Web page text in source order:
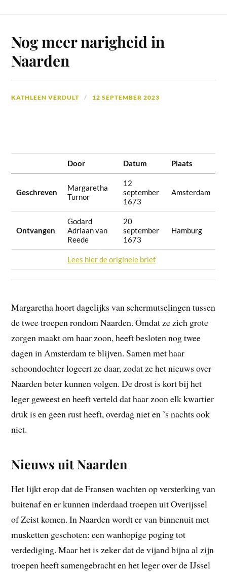
Nog meer narigheid in
Naarden
KATHLEEN VERDULT 12 SEPTEMBER 2023
Door Datum Plaats
Geschreven
Margaretha
Turnor
12
september
1673
Amsterdam
Ontvangen
Godard
Adriaan van
Reede
20
september
1673
Hamburg
Lees hier de originele brief
Margaretha hoort dagelijks van schermutselingen tussen
de twee troepen rondom Naarden. Omdat ze zich grote
zorgen maakt om haar zoon, heeft besloten nog twee
dagen in Amsterdam te blijven. Samen met haar
schoondochter logeert ze daar, zodat ze het nieuws over
Naarden beter kunnen volgen. De drost is kort bij het
leger geweest en heeft verteld dat haar zoon elk kwartier
druk is en geen rust heeft, overdag niet en ’s nachts ook
niet.
Nieuws uit Naarden
Het lijkt erop dat de Fransen wachten op versterking van
buitenaf en er kunnen inderdaad troepen uit Overijssel
of Zeist komen. In Naarden wordt er van binnenuit met
musketten geschoten: een wanhopige poging tot
verdediging. Maar het is zeker dat de vijand bijna al zijn
troepen heeft samengebracht en het leger over de IJssel